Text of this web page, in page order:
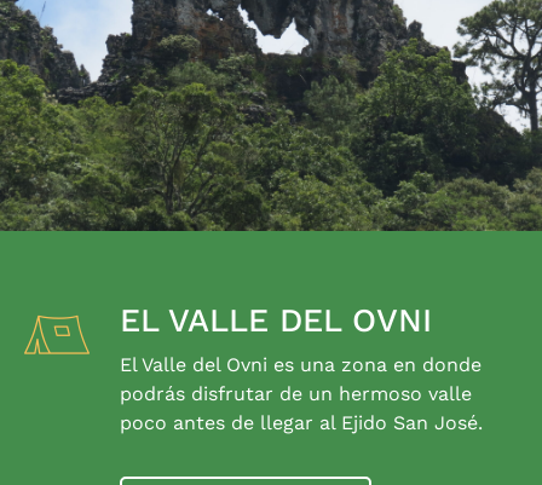
EL VALLE DEL OVNI
El Valle del Ovni es una zona en donde
podrás disfrutar de un hermoso valle
poco antes de llegar al Ejido San José.